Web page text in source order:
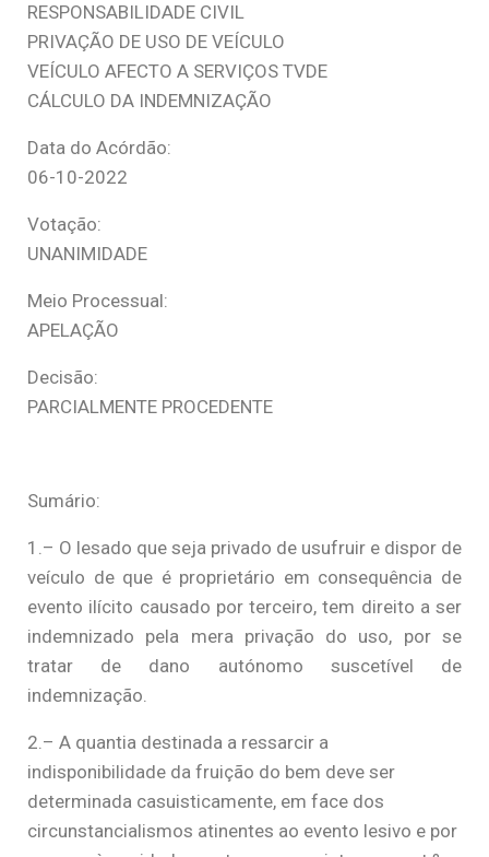
RESPONSABILIDADE CIVIL
PRIVAÇÃO DE USO DE VEÍCULO
VEÍCULO AFECTO A SERVIÇOS TVDE
CÁLCULO DA INDEMNIZAÇÃO
Data do Acórdão:
06-10-2022
Votação:
UNANIMIDADE
Meio Processual:
APELAÇÃO
Decisão:
PARCIALMENTE PROCEDENTE
Sumário:
1.– O lesado que seja privado de usufruir e dispor de
veículo de que é proprietário em consequência de
evento ilícito causado por terceiro, tem direito a ser
indemnizado pela mera privação do uso, por se
tratar de dano autónomo suscetível de
indemnização.
2.– A quantia destinada a ressarcir a
indisponibilidade da fruição do bem deve ser
determinada casuisticamente, em face dos
circunstancialismos atinentes ao evento lesivo e por